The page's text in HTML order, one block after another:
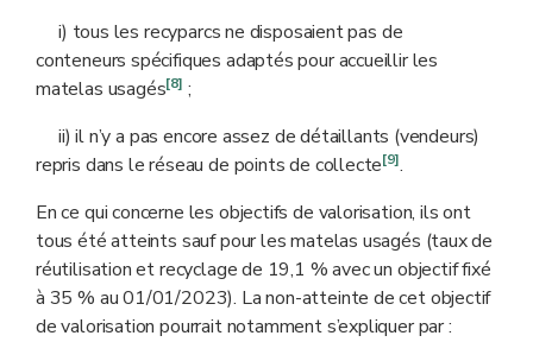
i) tous les recyparcs ne disposaient pas de
conteneurs spécifiques adaptés pour accueillir les
matelas usagés[8] ;
ii) il n’y a pas encore assez de détaillants (vendeurs)
repris dans le réseau de points de collecte[9].
En ce qui concerne les objectifs de valorisation, ils ont
tous été atteints sauf pour les matelas usagés (taux de
réutilisation et recyclage de 19,1 % avec un objectif fixé
à 35 % au 01/01/2023). La non-atteinte de cet objectif
de valorisation pourrait notamment s’expliquer par :